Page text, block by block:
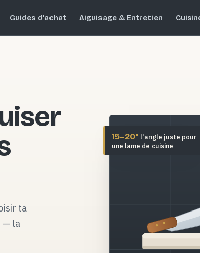
Guides d'achat Aiguisage & Entretien
ta
— la
15–20° l'angle juste pour
une lame de cuisine